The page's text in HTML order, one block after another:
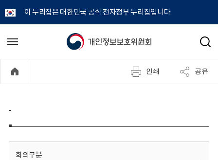
이 누리집은 대한민국 공식 전자정부 누리집입니다.
개
정
보
메
기
검
인쇄 공유
-
회의구분